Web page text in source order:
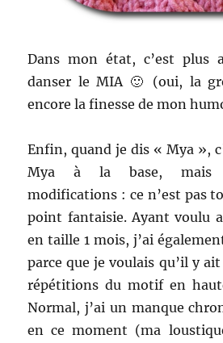
Dans mon état, c’est plus
danser le MIA 🙂 (oui, la
encore la finesse de mon
Enfin, quand je dis « Mya »,
Mya à la base, mais
modifications : ce n’est pas
point fantaisie. Ayant voulu
en taille 1 mois, j’ai
parce que je voulais qu’il y
répétitions du motif en
Normal, j’ai un manque
en ce moment (ma